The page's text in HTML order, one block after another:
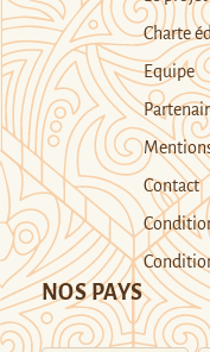
Charte
Equipe
Contact
NOS PAYS